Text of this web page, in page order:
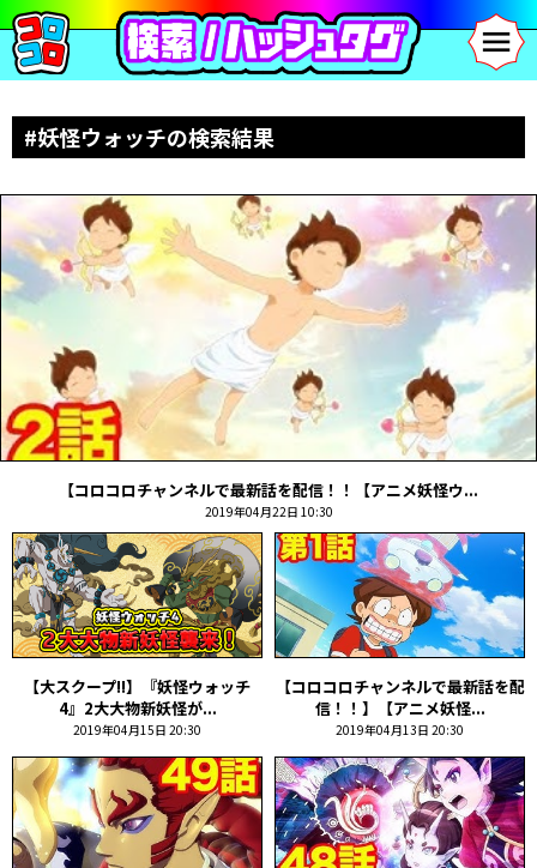
#妖怪ウォッチの検索結果
【コロコロチャンネルで最新話を配信！！【アニメ妖怪ウ...
2019年04月22日 10:30
【大スクープ!!】『妖怪ウォッチ
4』2大大物新妖怪が...
2019年04月15日 20:30
【コロコロチャンネルで最新話を配
信！！】【アニメ妖怪...
2019年04月13日 20:30